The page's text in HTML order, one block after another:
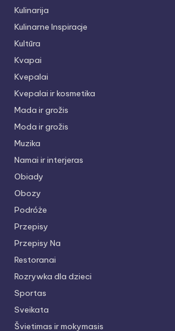
Kulinarija
Kulinarne Inspiracje
Kultūra
Kvapai
Kvepalai
Kvepalai ir kosmetika
Mada ir grožis
Moda ir grožis
Muzika
Namai ir interjeras
Obiady
Obozy
Podróże
Przepisy
Przepisy Na
Restoranai
Rozrywka dla dzieci
Sportas
Sveikata
Švietimas ir mokymasis